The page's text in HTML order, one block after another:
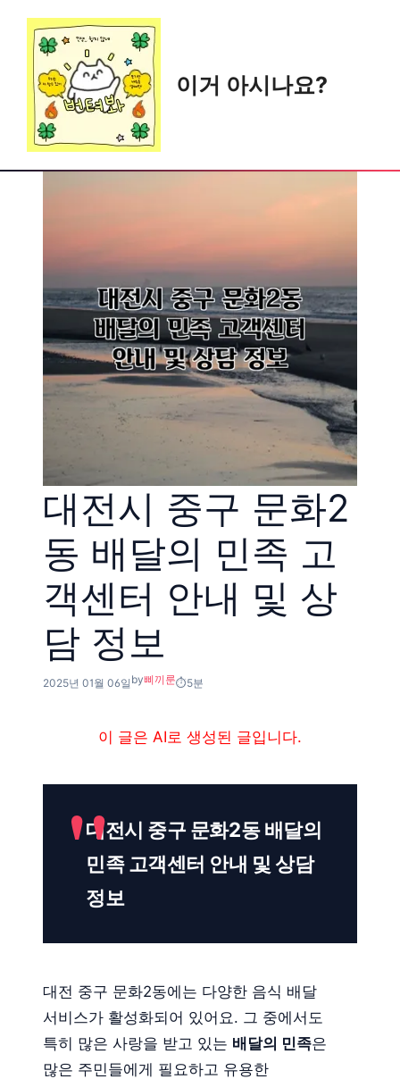
content
이거 아시나요?
대전시 중구 문화2
동 배달의 민족 고
객센터 안내 및 상
담 정보
2025년 01월 06일 by삐끼룬 5분
이 글은 AI로 생성된 글입니다.
대전시 중구 문화2동 배달의
민족 고객센터 안내 및 상담
정보
대전 중구 문화2동에는 다양한 음식 배달
서비스가 활성화되어 있어요. 그 중에서도
특히 많은 사랑을 받고 있는 배달의 민족은
많은 주민들에게 필요하고 유용한